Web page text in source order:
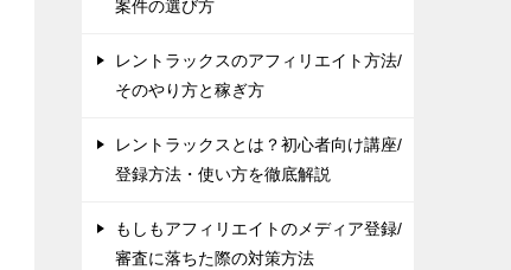
案件の選び方
レントラックスのアフィリエイト方法/
そのやり方と稼ぎ方
レントラックスとは？初心者向け講座/
登録方法・使い方を徹底解説
もしもアフィリエイトのメディア登録/
審査に落ちた際の対策方法